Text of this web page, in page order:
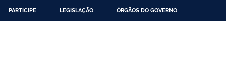
PARTICIPE LEGISLAÇÃO ÓRGÃOS DO GOVERNO